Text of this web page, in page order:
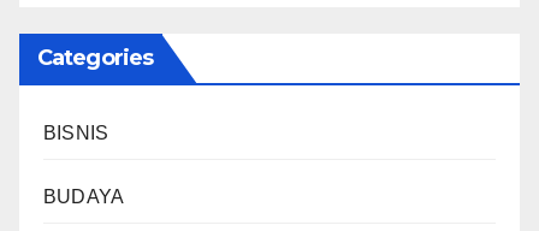
Categories
BISNIS
BUDAYA